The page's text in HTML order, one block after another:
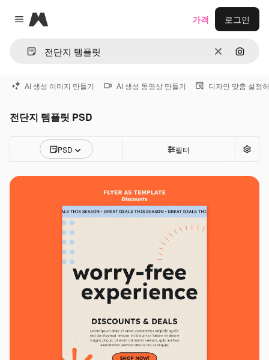
Close menu
Magnific
지우기이미지
가격 로그인
AI 생성 이미지 만들기 AI 생성 동영상 만들기 디자인 맞춤 설정
전단지 템플릿 PSD
PSD 필터